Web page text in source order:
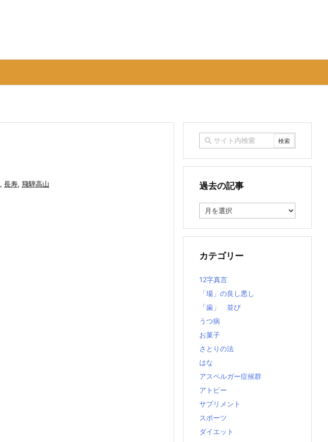
, 長寿, 飛騨高山 過去の記事
去
記
カテゴリー
12字真言
「場」の良し悪し
「歯」 並び
うつ病
お菓子
さとりの法
はな
アスペルガー症候群
アトピー
サプリメント
スポーツ
ダイエット